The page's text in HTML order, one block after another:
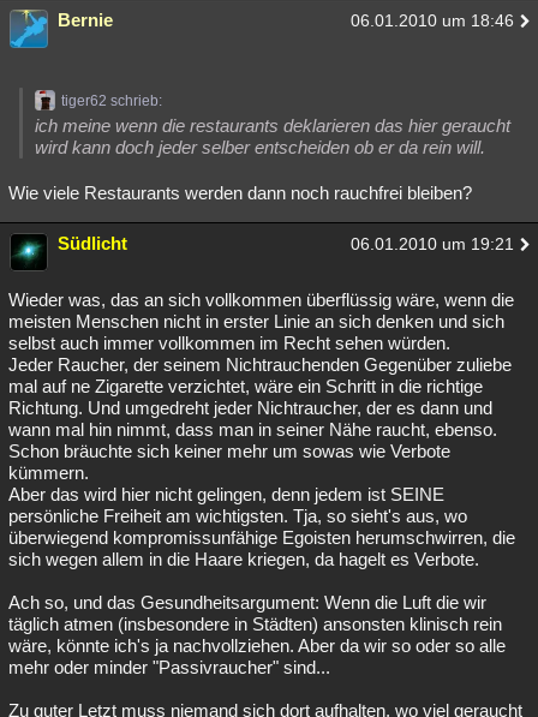
Bernie 06.01.2010 um 18:46
tiger62 schrieb:
ich meine wenn die restaurants deklarieren das hier geraucht
wird kann doch jeder selber entscheiden ob er da rein will.
Wie viele Restaurants werden dann noch rauchfrei bleiben?
Südlicht 06.01.2010 um 19:21
Wieder was, das an sich vollkommen überflüssig wäre, wenn die
meisten Menschen nicht in erster Linie an sich denken und sich
selbst auch immer vollkommen im Recht sehen würden.
Jeder Raucher, der seinem Nichtrauchenden Gegenüber zuliebe
mal auf ne Zigarette verzichtet, wäre ein Schritt in die richtige
Richtung. Und umgedreht jeder Nichtraucher, der es dann und
wann mal hin nimmt, dass man in seiner Nähe raucht, ebenso.
Schon bräuchte sich keiner mehr um sowas wie Verbote
kümmern.
Aber das wird hier nicht gelingen, denn jedem ist SEINE
persönliche Freiheit am wichtigsten. Tja, so sieht's aus, wo
überwiegend kompromissunfähige Egoisten herumschwirren, die
sich wegen allem in die Haare kriegen, da hagelt es Verbote.
Ach so, und das Gesundheitsargument: Wenn die Luft die wir
täglich atmen (insbesondere in Städten) ansonsten klinisch rein
wäre, könnte ich's ja nachvollziehen. Aber da wir so oder so alle
mehr oder minder "Passivraucher" sind...
Zu guter Letzt muss niemand sich dort aufhalten, wo viel geraucht